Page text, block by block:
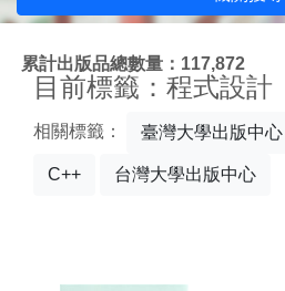
累計出版品總數量：117,872
目前標籤：程式設計
相關標籤： 臺灣大學出版中心
C++ 台灣大學出版中心